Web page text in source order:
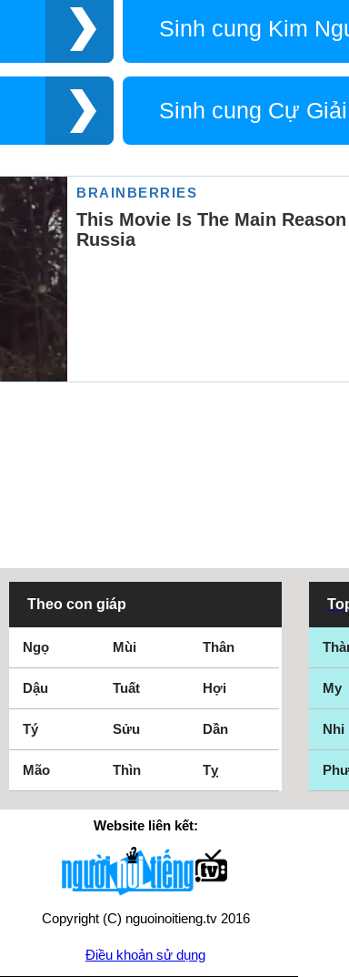
Sinh cung Kim
Sinh cung Cự Giải
Theo con giáp
Ngọ Mùi Thân
Dậu Tuất Hợi
Tý Sửu Dần
Mão Thìn Tỵ
My
Nhi
Website liên kết:
Copyright (C) nguoinoitieng.tv 2016
Điều khoản sử dụng